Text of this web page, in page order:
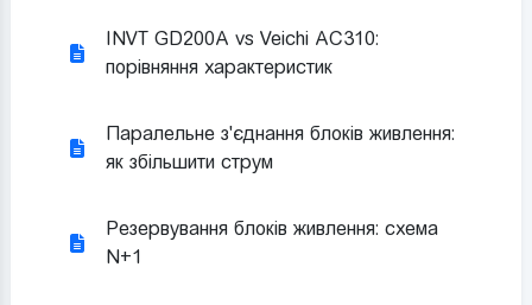
INVT GD200A vs Veichi AC310:
порівняння характеристик
Паралельне з'єднання блоків живлення:
як збільшити струм
Резервування блоків живлення: схема
N+1